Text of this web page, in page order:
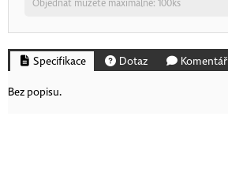
Objednat můžete maximálně: 100ks
Specifikace Dotaz Komentář
Bez popisu.